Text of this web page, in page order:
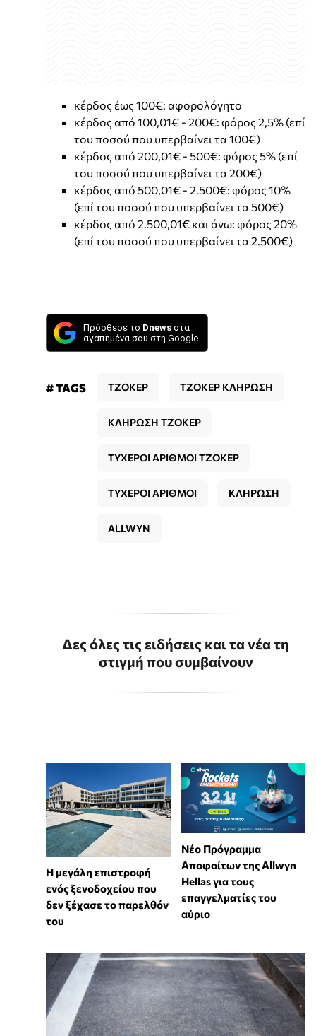
κέρδος έως 100€: αφορολόγητο
κέρδος από 100,01€ - 200€: φόρος 2,5% (επί
του ποσού που υπερβαίνει τα 100€)
κέρδος από 200,01€ - 500€: φόρος 5% (επί
του ποσού που υπερβαίνει τα 200€)
κέρδος από 500,01€ - 2.500€: φόρος 10%
(επί του ποσού που υπερβαίνει τα 500€)
κέρδος από 2.500,01€ και άνω: φόρος 20%
(επί του ποσού που υπερβαίνει τα 2.500€)
Πρόσθεσε το Dnews στα
αγαπημένα σου στη Google
# TAGS ΤΖΟΚΕΡ ΤΖΟΚΕΡ ΚΛΗΡΩΣΗ
ΚΛΗΡΩΣΗ ΤΖΟΚΕΡ
ΤΥΧΕΡΟΙ ΑΡΙΘΜΟΙ ΤΖΟΚΕΡ
ΤΥΧΕΡΟΙ ΑΡΙΘΜΟΙ ΚΛΗΡΩΣΗ
ALLWYN
Δες όλες τις ειδήσεις και τα νέα τη
στιγμή που συμβαίνουν
Η μεγάλη επιστροφή
ενός ξενοδοχείου που
δεν ξέχασε το παρελθόν
του
Νέο Πρόγραμμα
Αποφοίτων της Allwyn
Hellas για τους
επαγγελματίες του
αύριο